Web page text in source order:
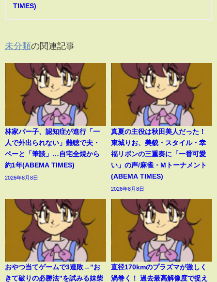
TIMES)
未分類の関連記事
林家パー子、認知症が進行「一
人で外出られない」難聴で夫・
ペーと「筆談」…自宅全焼から
約1年(ABEMA TIMES)
2026年8月8日
真夏の主役は秋田美人だった！
東城りお、美貌・スタイル・幸
福リボンの三重奏に「一番可愛
い」の声/麻雀・Mトーナメント
(ABEMA TIMES)
2026年8月8日
おやつ当てゲームで3連敗→“お
きて破りの必勝法”を試みる妹柴
直径170kmのプラズマが激しく
渦巻く！ 過去最高解像度で捉え